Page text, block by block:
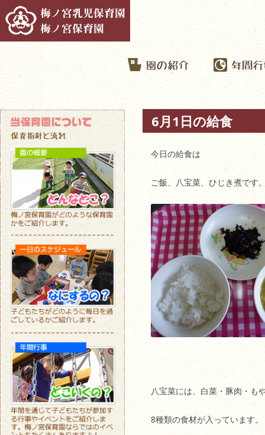
6月1日の給食
今日の給食は
ご飯、八宝菜、ひじき煮です
八宝菜には、白菜・豚肉・も
8種類の食材が入っています。